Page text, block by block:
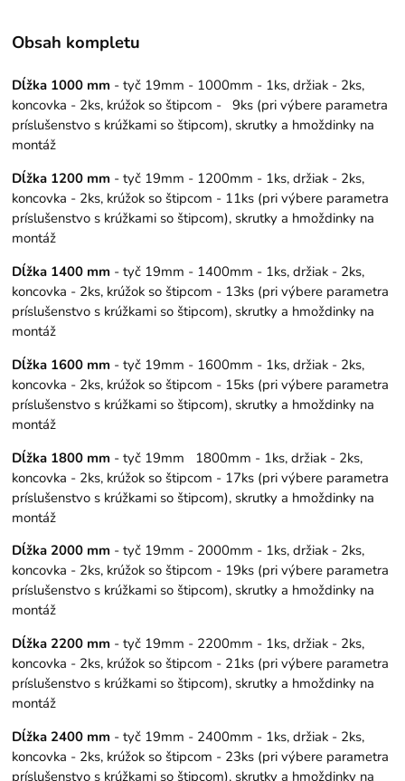
Obsah kompletu
Dĺžka 1000 mm - tyč 19mm - 1000mm - 1ks, držiak - 2ks,
koncovka - 2ks, krúžok so štipcom - 9ks (pri výbere parametra
príslušenstvo s krúžkami so štipcom), skrutky a hmoždinky na
montáž
Dĺžka 1200 mm - tyč 19mm - 1200mm - 1ks, držiak - 2ks,
koncovka - 2ks, krúžok so štipcom - 11ks (pri výbere parametra
príslušenstvo s krúžkami so štipcom), skrutky a hmoždinky na
montáž
Dĺžka 1400 mm - tyč 19mm - 1400mm - 1ks, držiak - 2ks,
koncovka - 2ks, krúžok so štipcom - 13ks (pri výbere parametra
príslušenstvo s krúžkami so štipcom), skrutky a hmoždinky na
montáž
Dĺžka 1600 mm - tyč 19mm - 1600mm - 1ks, držiak - 2ks,
koncovka - 2ks, krúžok so štipcom - 15ks (pri výbere parametra
príslušenstvo s krúžkami so štipcom), skrutky a hmoždinky na
montáž
Dĺžka 1800 mm - tyč 19mm 1800mm - 1ks, držiak - 2ks,
koncovka - 2ks, krúžok so štipcom - 17ks (pri výbere parametra
príslušenstvo s krúžkami so štipcom), skrutky a hmoždinky na
montáž
Dĺžka 2000 mm - tyč 19mm - 2000mm - 1ks, držiak - 2ks,
koncovka - 2ks, krúžok so štipcom - 19ks (pri výbere parametra
príslušenstvo s krúžkami so štipcom), skrutky a hmoždinky na
montáž
Dĺžka 2200 mm - tyč 19mm - 2200mm - 1ks, držiak - 2ks,
koncovka - 2ks, krúžok so štipcom - 21ks (pri výbere parametra
príslušenstvo s krúžkami so štipcom), skrutky a hmoždinky na
montáž
Dĺžka 2400 mm - tyč 19mm - 2400mm - 1ks, držiak - 2ks,
koncovka - 2ks, krúžok so štipcom - 23ks (pri výbere parametra
príslušenstvo s krúžkami so štipcom), skrutky a hmoždinky na